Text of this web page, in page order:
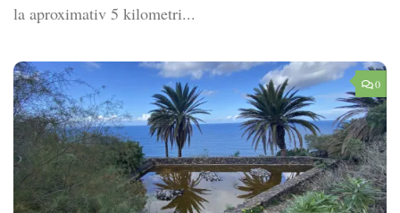
la aproximativ 5 kilometri...
0